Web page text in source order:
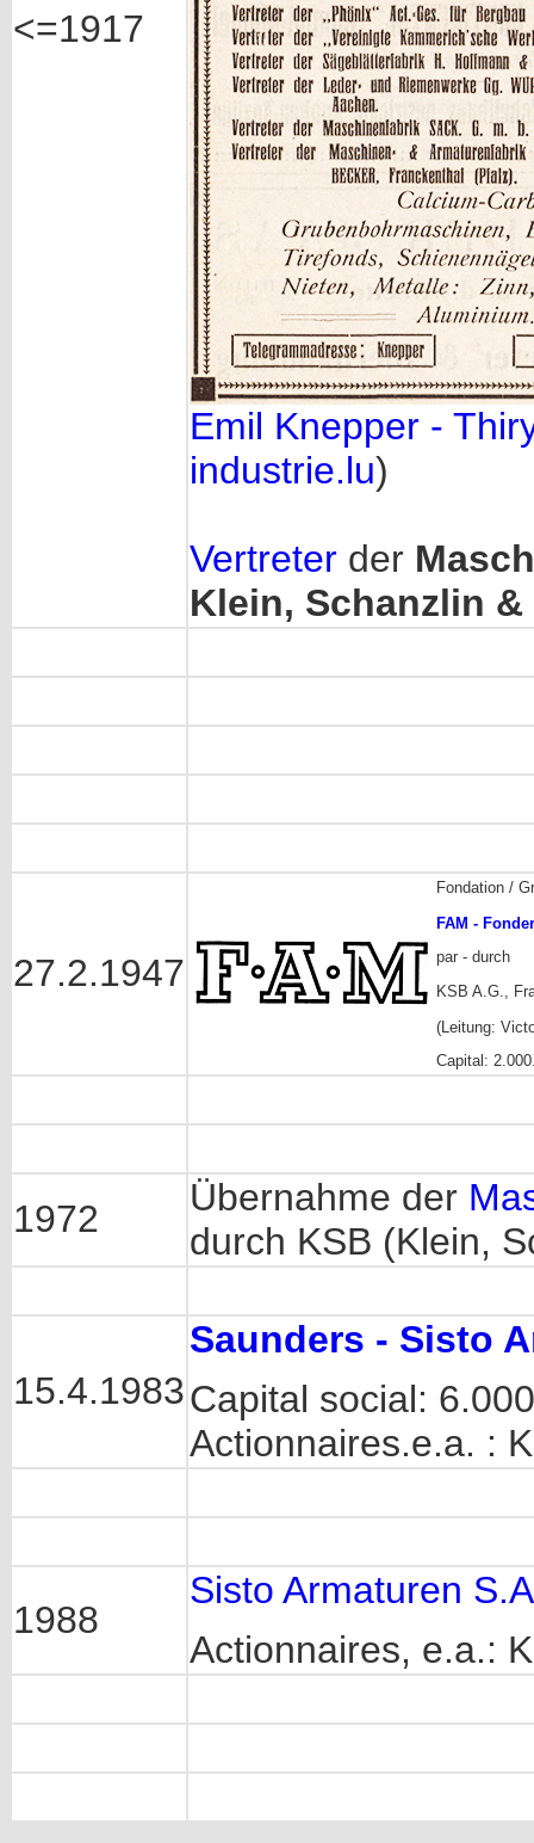
<=1917
Emil Knepper -
industrie.lu)
Vertreter der
Klein, Schanzlin
27.2.1947
Fondation /
FAM -
par - durch
KSB A.G.,
(Leitung:
Capital:
1972 Übernahme der
durch KSB (Klein,
15.4.1983
Saunders - Sisto
Capital social:
Actionnaires.e.a. :
1988
Sisto Armaturen
Actionnaires, e.a.: